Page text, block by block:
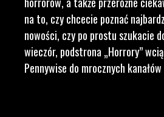
na to, czy chcecie poznać
nowości, czy po prostu szukacie
wieczór, podstrona „Horrory”
Pennywise do mrocznych